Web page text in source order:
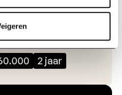
Dr. Geert van Loo en
Dr. Mohamed Lamkanfi
/ UGent
2 jaar